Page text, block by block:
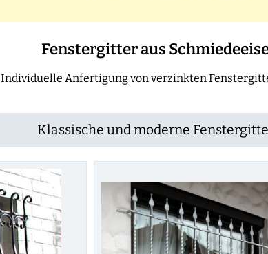
Fenstergitter aus
Individuelle Anfertigung von verzinkten
Klassische und moderne